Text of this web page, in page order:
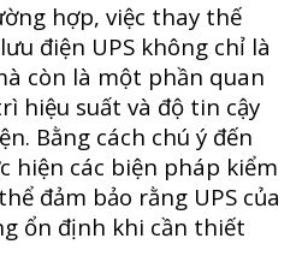
hợp, việc thay thế
điện UPS không chỉ là
còn là một phần quan
hiệu suất và độ tin cậy
Bằng cách chú ý đến
hiện các biện pháp kiểm
đảm bảo rằng UPS của
ổn định khi cần thiết